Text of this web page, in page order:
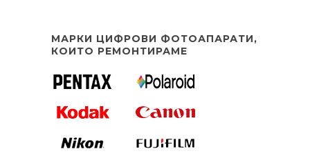
МАРКИ ЦИФРОВИ ФОТОАПАРАТИ,
КОИТО РЕМОНТИРАМЕ